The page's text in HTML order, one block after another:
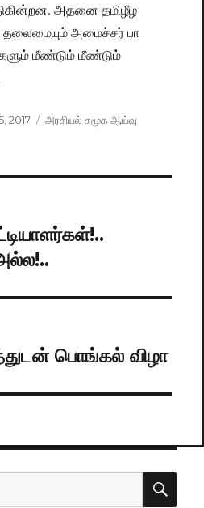
அதனை தமிழீழ
அமைச்சர் பா
மீண்டும் மீண்டும்
2017 Categories
அரசியல் சமூக ஆய்வு
பொங்கல் விழா